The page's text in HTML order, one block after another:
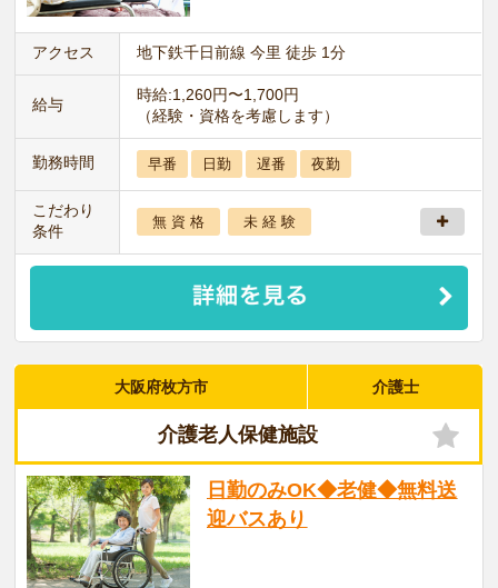
アクセス 地下鉄千日前線 今里 徒歩 1分
給与
時給:1,260円〜1,700円
（経験・資格を考慮します）
勤務時間 早番 日勤 遅番 夜勤
こだわり
条件
無 資 格 未 経 験
大阪府枚方市 介護士
介護老人保健施設
日勤のみOK◆老健◆無料送
迎バスあり